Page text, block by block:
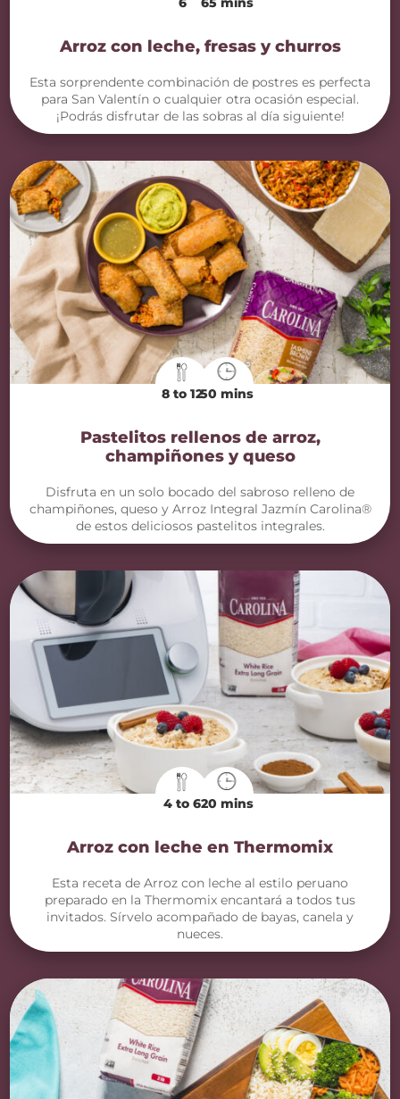
Arroz con leche, fresas y churros
Esta sorprendente combinación de postres es perfecta
para San Valentín o cualquier otra ocasión especial.
¡Podrás disfrutar de las sobras al día siguiente!
8 to 1250 mins
Pastelitos rellenos de arroz,
champiñones y queso
Disfruta en un solo bocado del sabroso relleno de
champiñones, queso y Arroz Integral Jazmín Carolina®
de estos deliciosos pastelitos integrales.
4 to 620 mins
Arroz con leche en Thermomix
Esta receta de Arroz con leche al estilo peruano
preparado en la Thermomix encantará a todos tus
invitados. Sírvelo acompañado de bayas, canela y
nueces.